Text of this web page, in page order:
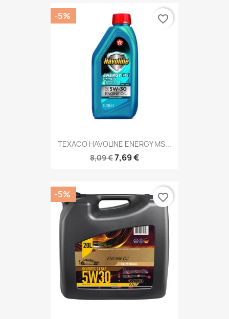
TEXACO HAVOLINE ENERGY MS...
8,09 €7,69 €
-5% favorite_border
-5% favorite_border